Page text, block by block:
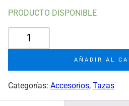
PRODUCTO DISPONIBLE
cantidad
AÑADIR AL
Categorías: Accesorios, Tazas